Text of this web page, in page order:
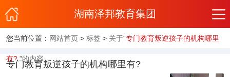
湖南泽邦教育集团
您当前位置： 网站首页 > 标签 > 关于“专门教育叛逆孩子的机构哪里
有?”的内容
专门教育叛逆孩子的机构哪里有?